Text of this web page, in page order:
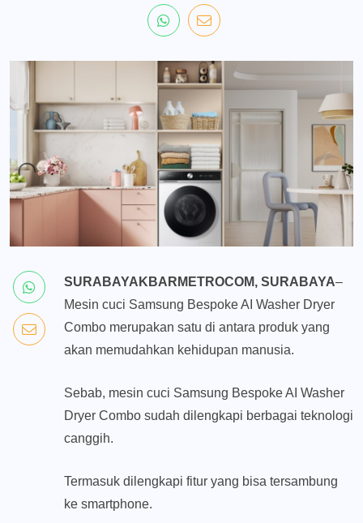
SURABAYAKBARMETROCOM, SURABAYA–
Mesin cuci Samsung Bespoke AI Washer Dryer
Combo merupakan satu di antara produk yang
akan memudahkan kehidupan manusia.
Sebab, mesin cuci Samsung Bespoke AI Washer
Dryer Combo sudah dilengkapi berbagai teknologi
canggih.
Termasuk dilengkapi fitur yang bisa tersambung
ke smartphone.